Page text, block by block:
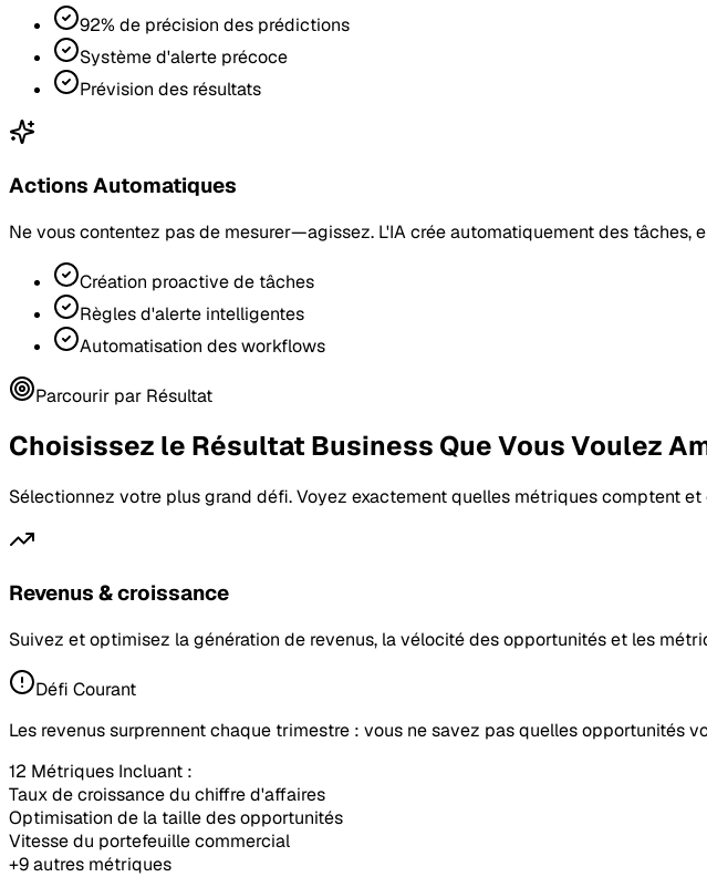
92% de précision des prédictions
Système d'alerte précoce
Prévision des résultats
Actions Automatiques
Ne vous contentez pas de mesurer—agissez. L'IA crée automatiquement des
Création proactive de tâches
Règles d'alerte intelligentes
Automatisation des workflows
Parcourir par Résultat
Choisissez le Résultat Business Que Vous Voulez
Sélectionnez votre plus grand défi. Voyez exactement quelles métriques comptent
Revenus & croissance
Suivez et optimisez la génération de revenus, la vélocité des opportunités et les
Défi Courant
Les revenus surprennent chaque trimestre : vous ne savez pas quelles opportunités
12 Métriques Incluant :
Taux de croissance du chiffre d'affaires
Optimisation de la taille des opportunités
Vitesse du portefeuille commercial
+9 autres métriques